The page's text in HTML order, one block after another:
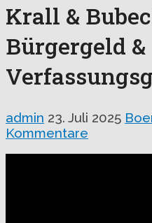
Krall &
Bürgergeld &
admin 23. Juli 2025
Kommentare